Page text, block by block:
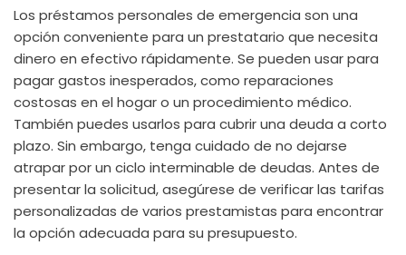
Los préstamos personales de emergencia son una
opción conveniente para un prestatario que necesita
dinero en efectivo rápidamente. Se pueden usar para
pagar gastos inesperados, como reparaciones
costosas en el hogar o un procedimiento médico.
También puedes usarlos para cubrir una deuda a corto
plazo. Sin embargo, tenga cuidado de no dejarse
atrapar por un ciclo interminable de deudas. Antes de
presentar la solicitud, asegúrese de verificar las tarifas
personalizadas de varios prestamistas para encontrar
la opción adecuada para su presupuesto.